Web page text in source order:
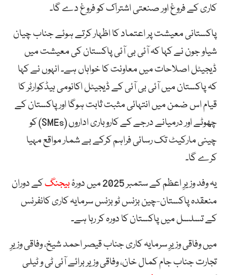
کاری کے فروغ اور صنعتی اشتراک کو فروغ دے گا۔
پاکستانی معیشت پر اعتماد کا اظہار کرتے ہوئے جناب چیان
شیاو جون نے کہا کہ آئی بی آئی پاکستان کی معیشت میں
ڈیجیٹل اصلاحات میں معاونت کا خواہاں ہے۔ انہوں نے کہا
کہ پاکستان میں آئی بی آئی کے ڈیجیٹل اکانومی ہیڈکوارٹر کا
قیام اس ضمن میں انتہائی مثبت ثابت ہوگا اور پاکستان کے
چھوٹے اور درمیانے درجے کے کاروباری اداروں (SMEs) کو
چینی مارکیٹ تک رسائی فراہم کرکے بے شمار مواقع مہیا
کرے گا۔
یہ وفد وزیرِ اعظم کے ستمبر 2025 میں دورۂ
بیجنگکے دوران
منعقدہ پاکستان-چین بزنس ٹو بزنس سرمایہ کاری کانفرنس
کے تسلسل میں پاکستان کا دورہ کر رہا ہے۔
میں وفاقی وزیرِ سرمایہ کاری جناب قیصر احمد شیخ، وفاقی وزیرِ
تجارت جناب جام کمال خان، وفاقی وزیر برائے آئی ٹی و ٹیلی